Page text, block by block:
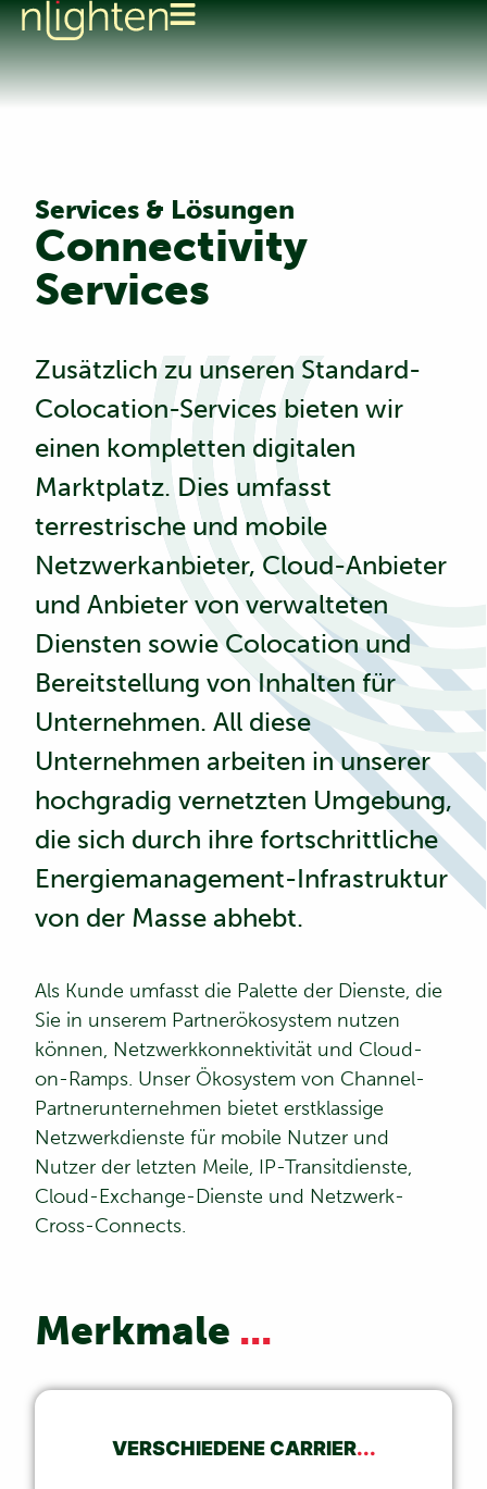
Services & Lösungen
Connectivity
Services
Zusätzlich zu unseren Standard-
Colocation-Services bieten wir
einen kompletten digitalen
Marktplatz. Dies umfasst
terrestrische und mobile
Netzwerkanbieter, Cloud-Anbieter
und Anbieter von verwalteten
Diensten sowie Colocation und
Bereitstellung von Inhalten für
Unternehmen. All diese
Unternehmen arbeiten in unserer
hochgradig vernetzten Umgebung,
die sich durch ihre fortschrittliche
Energiemanagement-Infrastruktur
von der Masse abhebt.
Als Kunde umfasst die Palette der Dienste, die
Sie in unserem Partnerökosystem nutzen
können, Netzwerkkonnektivität und Cloud-
on-Ramps. Unser Ökosystem von Channel-
Partnerunternehmen bietet erstklassige
Netzwerkdienste für mobile Nutzer und
Nutzer der letzten Meile, IP-Transitdienste,
Cloud-Exchange-Dienste und Netzwerk-
Cross-Connects.
Merkmale ...
VERSCHIEDENE CARRIER...